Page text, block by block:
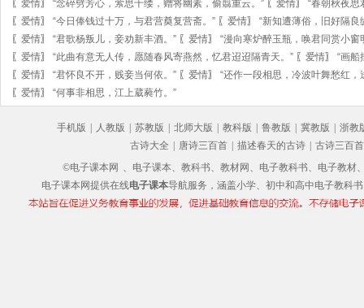
〖 爱情〗 “念碎劈芳心，萦思千缕，赠将幽素，偷翦重云。” 〖 爱情〗 “春朝秋夜思
〖 爱情〗 “今日俸钱过十万，与君营奠复营斋。” 〖 爱情〗 “新知遭薄俗，旧好隔良
〖 爱情〗 “君歌杨叛儿，妾劝新丰酒。” 〖 爱情〗 “漫向寒炉醉玉瓶，唤君同赏小窗
〖 爱情〗 “此曲有意无人传，愿随春风寄燕然，忆君迢迢隔青天。” 〖 爱情〗 “画船
〖 爱情〗 “君怀良不开，贱妾当何依。” 〖 爱情〗 “还作一段相思，冷波叶舞愁红，
〖 爱情〗 “何事非相思，江上葳蕤竹。”
手机版 人教版 苏教版 北师大版 教科版 鲁教版 冀教版
浙教
古诗大全
唐诗三百首 描述春天的古诗
古诗三百首
©电子课本网 、电子课本、教科书、教材网、电子教科书、电子教材
电子课本网提供在线电子课本导航服务，涵盖小学、初中和高中电子教科